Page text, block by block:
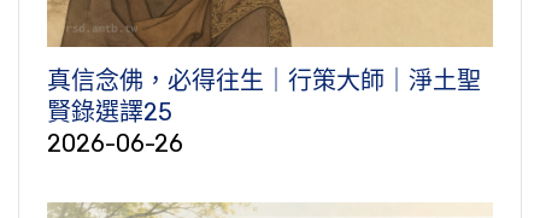
真信念佛，必得往生｜行策大師｜淨土聖
賢錄選譯25
2026-06-26